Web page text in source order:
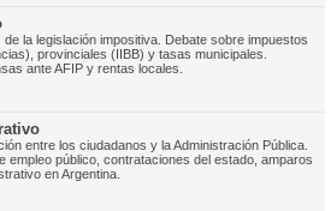
de la legislación impositiva. Debate sobre impuestos
provinciales (IIBB) y tasas municipales.
ante AFIP y rentas locales.
entre los ciudadanos y la Administración Pública.
empleo público, contrataciones del estado, amparos
en Argentina.